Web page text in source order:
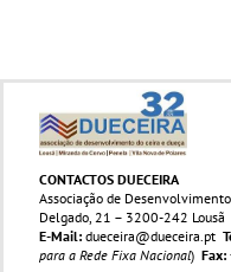
CONTACTOS DUECEIRA
Associação de
Delgado, 21 – 3200-242 Lousã
E-Mail: dueceira@dueceira.pt
para a Rede Fixa Nacional) Fax: